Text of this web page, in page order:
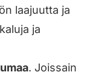
laajuutta ja
ja
. Joissain